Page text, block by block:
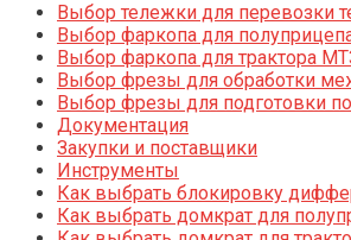
Выбор тележки для перевозки
Выбор фаркопа для
Выбор фаркопа для трактора
Выбор фрезы для обработки
Выбор фрезы для подготовки
Документация
Закупки и поставщики
Инструменты
Как выбрать блокировку
Как выбрать домкрат для